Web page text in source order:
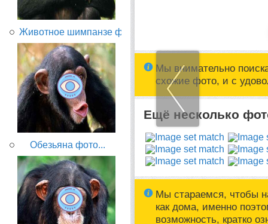
Животное шимпанзе фото...
Обезьяна фото...
Мы внимательно
схожие фото, и с
Ещё несколько
Мы стараемся, чтобы
как дома, именно
возможность, кратко